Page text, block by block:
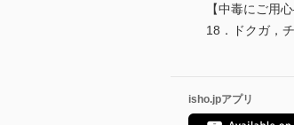
【中毒にご用
18．ドクガ，
isho.jpアプリ